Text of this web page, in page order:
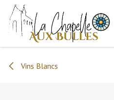
Se rendre au contenu
Vins Blancs